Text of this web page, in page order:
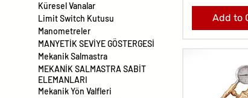
Küresel Vanalar
Limit Switch Kutusu
Manometreler
MANYETİK SEVİYE GÖSTERGESİ
Mekanik Salmastra
MEKANİK SALMASTRA SABİT
ELEMANLARI
Mekanik Yön Valfleri
Add to